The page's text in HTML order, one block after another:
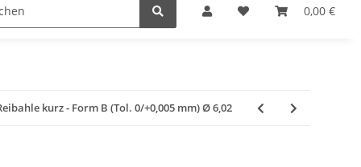
0,00 €
WERKZEUGAUFNAHMEN
kurz - Form B (Tol. 0/+0,005 mm) Ø 6,02